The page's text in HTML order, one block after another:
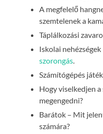
A megfelelő
szemtelenek a
Táplálkozási
Iskolai nehézségek
szorongás
Számítógépés
Hogy viselkedjen
megengedni?
Barátok – Mit
számára?